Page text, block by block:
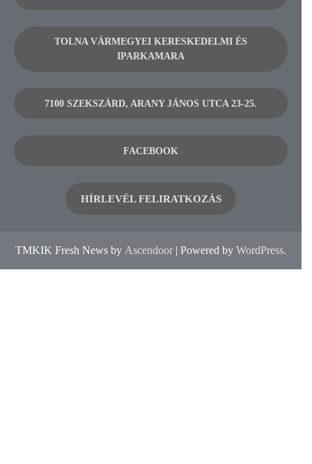
TOLNA VÁRMEGYEI KERESKEDELMI ÉS
IPARKAMARA
7100 SZEKSZÁRD, ARANY JÁNOS UTCA 23-25.
FACEBOOK
HÍRLEVÉL FELIRATKOZÁS
TMKIK Fresh News by Ascendoor | Powered by WordPress.